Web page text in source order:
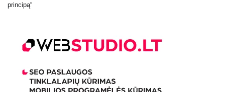
principą“